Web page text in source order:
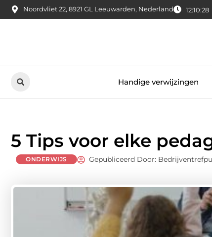
Noordvliet 22, 8921 GL Leeuwarden, Nederland 12:10:29
Handige verwijzingen
5 Tips voor elke
ONDERWIJS Gepubliceerd Door: